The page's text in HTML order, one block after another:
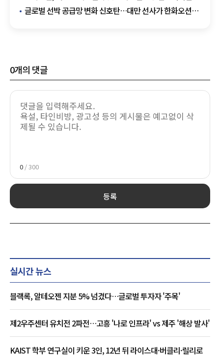
6척 건조
글로벌 선박 공급망 변화 신호탄…대만 선사가 한화오션
0개의 댓글
0 / 300
등록
실시간 뉴스
블랙록, 알테오젠 지분 5% 넘겼다…글로벌 투자자 '주목'
제2우주센터 유치전 2파전…고흥 '나로 인프라' vs 제주 '해상 발사'
KAIST 학부 연구실이 키운 3인, 12년 뒤 라이스대·버클리·릴리로